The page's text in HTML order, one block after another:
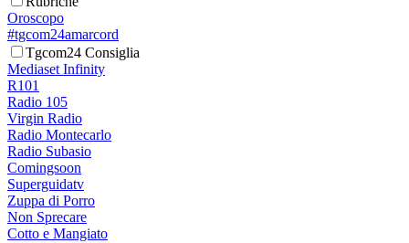
Oroscopo
#tgcom24amarcord
Tgcom24 Consiglia
Mediaset Infinity
R101
Radio 105
Virgin Radio
Radio Montecarlo
Radio Subasio
Comingsoon
Superguidatv
Zuppa di Porro
Non Sprecare
Cotto e Mangiato